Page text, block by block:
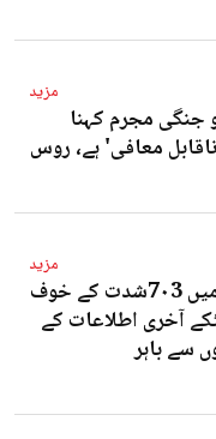
مزید
جنگی مجرم کہنا
معافی' ہے، روس
مزید
نیوز الرٹ جاپان میں 7۰3شدت کے خوف
آخری اطلاعات کے
سے باہر